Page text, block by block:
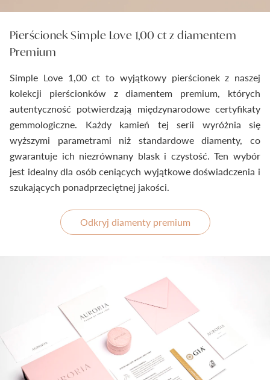
Pierścionek Simple Love 1,00 ct z diamentem
Premium
Simple Love 1,00 ct to wyjątkowy pierścionek z naszej
kolekcji pierścionków z diamentem premium, których
autentyczność potwierdzają międzynarodowe certyfikaty
gemmologiczne. Każdy kamień tej serii wyróżnia się
wyższymi parametrami niż standardowe diamenty, co
gwarantuje ich niezrównany blask i czystość. Ten wybór
jest idealny dla osób ceniących wyjątkowe doświadczenia i
szukających ponadprzeciętnej jakości.
Odkryj diamenty premium